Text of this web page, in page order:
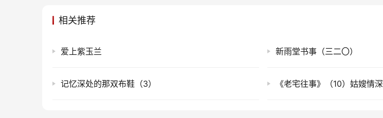
相关推荐
爱上紫玉兰 新雨堂书事（三二〇）
记忆深处的那双布鞋（3） 《老宅往事》（10）姑嫂情深